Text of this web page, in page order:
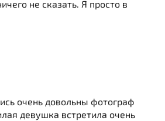
не сказать. Я просто в
очень довольны фотограф
девушка встретила очень